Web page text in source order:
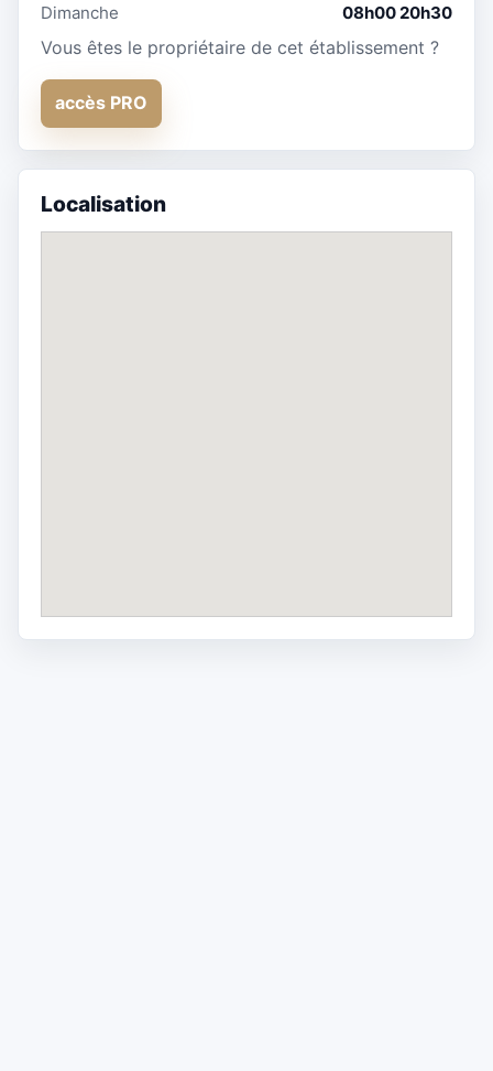
Dimanche
08h00 20h30
Vous êtes le propriétaire de cet établissement ?
accès PRO
Localisation